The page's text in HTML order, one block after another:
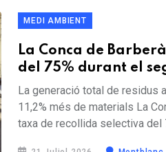
MEDI AMBIENT
La Conca de
del 75% durant el
La generació total de residus
11,2% més de materials La
taxa de recollida selectiva del